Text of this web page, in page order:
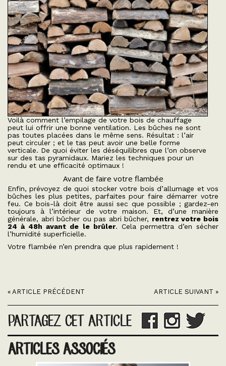
Voilà comment l’empilage de votre bois de chauffage
peut lui offrir une bonne ventilation. Les bûches ne sont
pas toutes placées dans le même sens. Résultat : l’air
peut circuler ; et le tas peut avoir une belle forme
verticale. De quoi éviter les déséquilibres que l’on observe
sur des tas pyramidaux. Mariez les techniques pour un
rendu et une efficacité optimaux !
Avant de faire votre flambée
Enfin, prévoyez de quoi stocker votre bois d’allumage et vos
bûches les plus petites, parfaites pour faire démarrer votre
feu. Ce bois-là doit être aussi sec que possible ; gardez-en
toujours à l’intérieur de votre maison. Et, d’une manière
générale, abri bûcher ou pas abri bûcher, rentrez votre bois
24 à 48h avant de le brûler. Cela permettra d’en sécher
l’humidité superficielle.
Votre flambée n’en prendra que plus rapidement !
« ARTICLE PRÉCÉDENT ARTICLE SUIVANT »
PARTAGEZ CET ARTICLE
ARTICLES ASSOCIÉS